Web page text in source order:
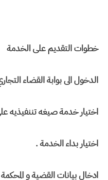
خطوات التقديم على الخدمة
الدخول الى بوابة القضاء
اختيار خدمة صيغه تننفيذيه
اختيار بداء الخدمة .
ادخال بيانات القضية و